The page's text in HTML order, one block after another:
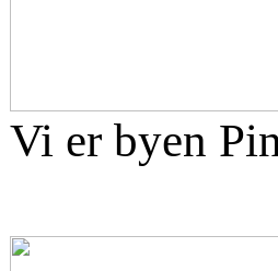
Vi er byen